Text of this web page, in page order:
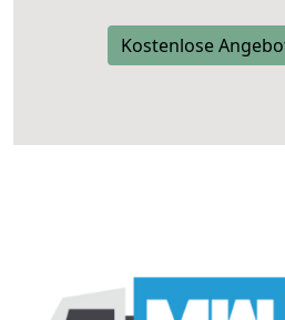
Kostenlose